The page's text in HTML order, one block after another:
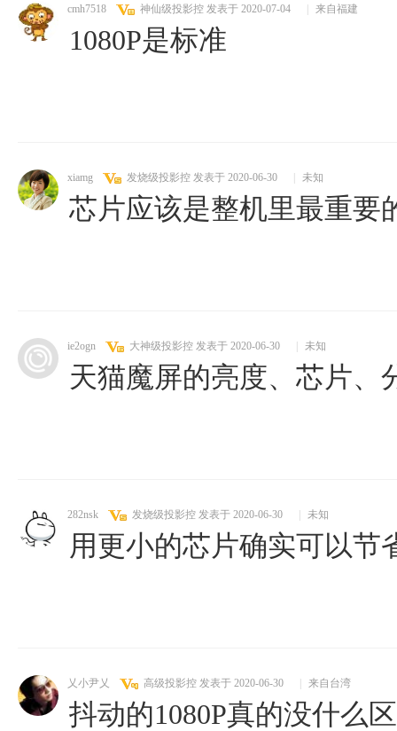
cmh7518 神仙级投影控 发表于 2020-07-04 来自福建
1080P是标准
xiamg 发烧级投影控 发表于 2020-06-30 未知
芯片应该是整机里最重要
ie2ogn 大神级投影控 发表于 2020-06-30 未知
天猫魔屏的亮度、芯片、
282nsk 发烧级投影控 发表于 2020-06-30 未知
用更小的芯片确实可以节
乂小尹乂 高级投影控 发表于 2020-06-30 来自台湾
抖动的1080P真的没什么